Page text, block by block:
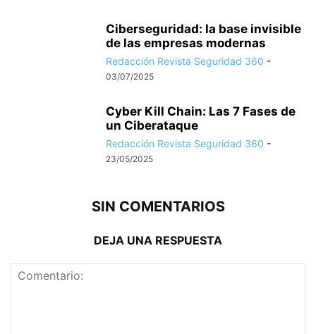
Ciberseguridad: la base invisible
de las empresas modernas
Redacción Revista Seguridad 360 -
03/07/2025
Cyber Kill Chain: Las 7 Fases de
un Ciberataque
Redacción Revista Seguridad 360 -
23/05/2025
SIN COMENTARIOS
DEJA UNA RESPUESTA